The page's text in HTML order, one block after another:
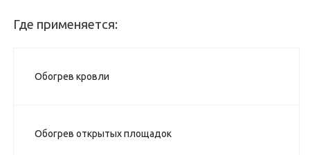
Где применяется:
Обогрев кровли
Обогрев открытых площадок